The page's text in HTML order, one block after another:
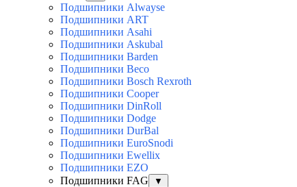
Подшипники Alwayse
Подшипники ART
Подшипники Asahi
Подшипники Askubal
Подшипники Barden
Подшипники Beco
Подшипники Bosch Rexroth
Подшипники Cooper
Подшипники DinRoll
Подшипники Dodge
Подшипники DurBal
Подшипники EuroSnodi
Подшипники Ewellix
Подшипники EZO
Подшипники FAG
▼